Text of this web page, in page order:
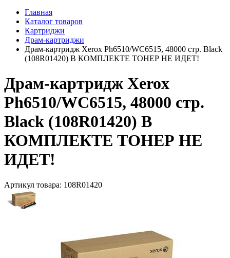
Главная
Каталог товаров
Картриджи
Драм-картриджи
Драм-картридж Xerox Ph6510/WC6515, 48000 стр. Black
(108R01420) В КОМПЛЕКТЕ ТОНЕР НЕ ИДЕТ!
Драм-картридж Xerox
Ph6510/WC6515, 48000 стр.
Black (108R01420) В
КОМПЛЕКТЕ ТОНЕР НЕ
ИДЕТ!
Артикул товара: 108R01420